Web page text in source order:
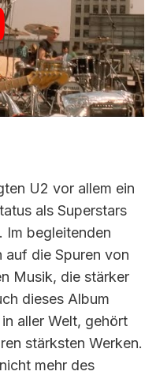
U2 vor allem ein
als Superstars
Im begleitenden
auf die Spuren von
Musik, die stärker
dieses Album
aller Welt, gehört
stärksten Werken.
mehr des